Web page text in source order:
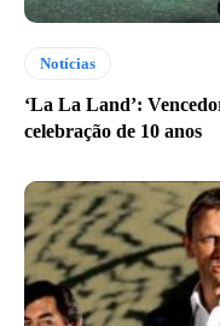
Notícias
‘La La Land’:
celebração de 10 anos